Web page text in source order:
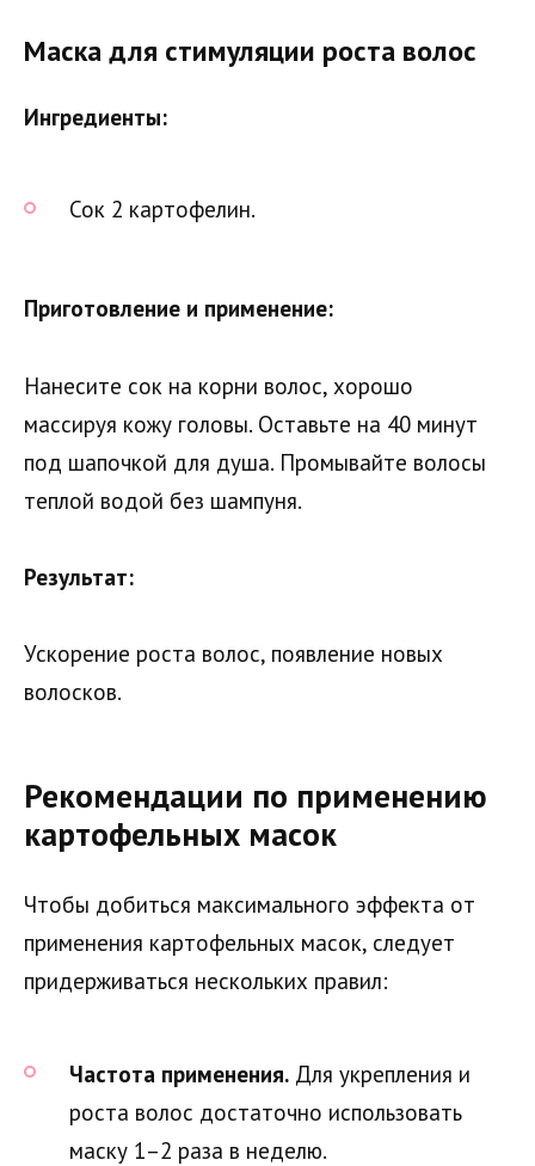
Маска для стимуляции роста волос
Ингредиенты:
Сок 2 картофелин.
Приготовление и применение:
Нанесите сок на корни волос, хорошо
массируя кожу головы. Оставьте на 40 минут
под шапочкой для душа. Промывайте волосы
теплой водой без шампуня.
Результат:
Ускорение роста волос, появление новых
волосков.
Рекомендации по применению
картофельных масок
Чтобы добиться максимального эффекта от
применения картофельных масок, следует
придерживаться нескольких правил:
Частота применения. Для укрепления и
роста волос достаточно использовать
маску 1–2 раза в неделю.